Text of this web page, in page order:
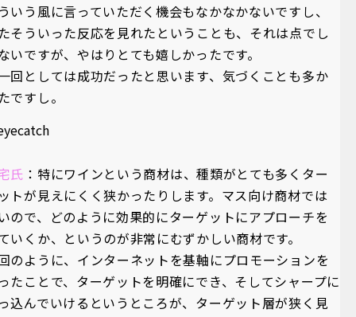
いう風に言っていただく機会もなかなかないですし、
そういった反応を見れたということも、それは点でし
いですが、やはりとても嬉しかったです。
回としては成功だったと思います、気づくことも多か
ですし。
氏 ：特にワインという商材は、種類がとても多くター
トが見えにくく狭かったりします。マス向け商材では
ので、どのように効果的にターゲットにアプローチを
いくか、というのが非常にむずかしい商材です。
のように、インターネットを基軸にプロモーションを
たことで、ターゲットを明確にでき、そしてシャープに
込んでいけるというところが、ターゲット層が狭く見